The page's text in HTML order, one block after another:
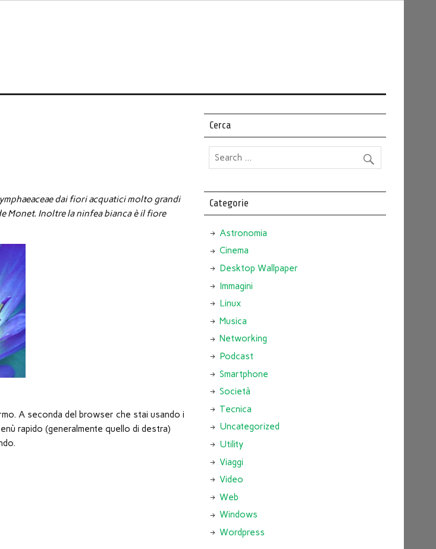
dai fiori acquatici molto grandi
Monet. Inoltre la ninfea bianca è il fiore
A seconda del browser che stai usando i
rapido (generalmente quello di destra)
Cerca
Categorie
Astronomia
Cinema
Desktop Wallpaper
Immagini
Linux
Musica
Networking
Podcast
Smartphone
Società
Tecnica
Uncategorized
Utility
Viaggi
Video
Web
Windows
Wordpress